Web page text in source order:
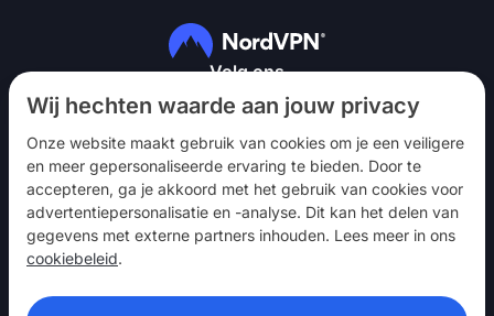
Wij hechten waarde aan jouw privacy
Onze website maakt gebruik van cookies om je een veiligere
en meer gepersonaliseerde ervaring te bieden. Door te
accepteren, ga je akkoord met het gebruik van cookies voor
advertentiepersonalisatie en -analyse. Dit kan het delen van
gegevens met externe partners inhouden. Lees meer in ons
cookiebeleid.
Volg ons
NordVPN
Betrekken
Hulp